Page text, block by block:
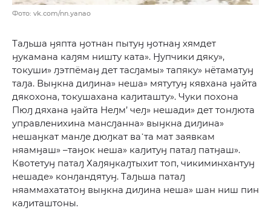
Фото: vk.com/nn.yanao
Таԓьша ӈяпта ӈотнан пытуӈ ӈотнаӈ хямдет
ӈукамана каԓям ништу ката». Ӈупчики дяку»,
токуши» ԓэтпёмаӈ дет тасԓамы» тапяку» нётаматуӈ
таԓа. Выӈкна диԓина» неша» мятутуӈ кявхана ӈайта
дякохона, токушахана каԓиташту». Чуки похона
Пюԓ дяхана ӈайта Неԓм’ чеԓ» нешади» дет тонԓюта
управленихина мансԓанна» выӈкна диԓина»
нешаӈкат манԓе дюԓкат ва᾿та мат заявкам
няамӈаш» –таӈок неша» каԓитуӈ патаԓ патӈаш».
Квотетуӈ патаԓ Хаԓяӈкаԓтыхит топ, чикиминхантуӈ
нешаде» конԓандятуӈ. Таԓьша патаԓ
няаммахататоӈ выӈкна диԓина неша» шан ниш пин
каԓиташтоны.